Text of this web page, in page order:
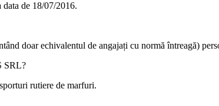
de 18/07/2016.
doar echivalentul de angajați cu normă întreagă)
SRL?
rutiere de marfuri.